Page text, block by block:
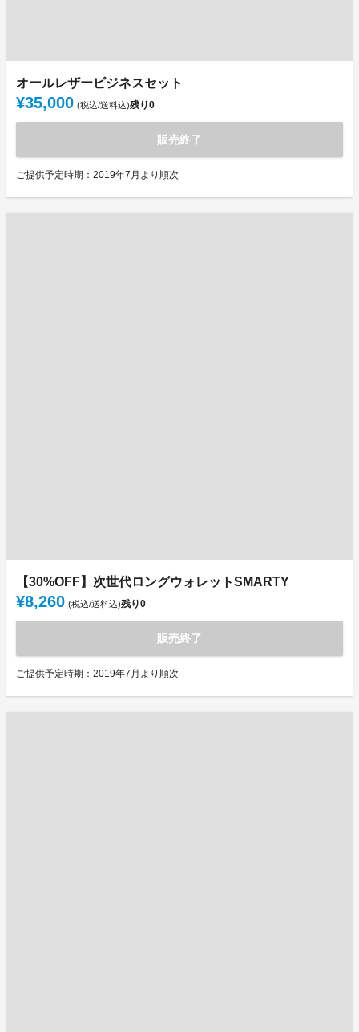
オールレザービジネスセット
¥35,000 (税込/送料込)残り0
販売終了
ご提供予定時期：2019年7月より順次
【30%OFF】次世代ロングウォレットSMARTY
¥8,260 (税込/送料込)残り0
販売終了
ご提供予定時期：2019年7月より順次